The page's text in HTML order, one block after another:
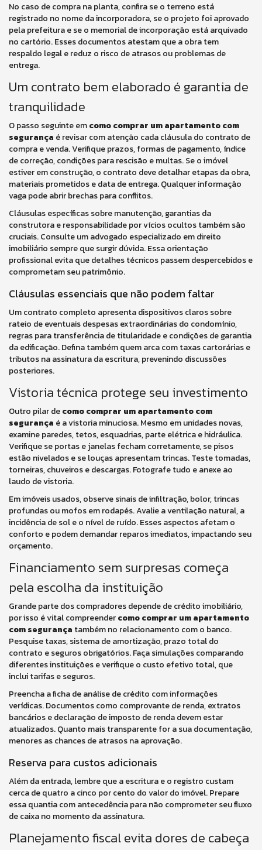
No caso de compra na planta, confira se o terreno está
registrado no nome da incorporadora, se o projeto foi aprovado
pela prefeitura e se o memorial de incorporação está arquivado
no cartório. Esses documentos atestam que a obra tem
respaldo legal e reduz o risco de atrasos ou problemas de
entrega.
Um contrato bem elaborado é garantia de
tranquilidade
O passo seguinte emcomo comprar um apartamento com
segurança é revisar com atenção cada cláusula do contrato de
compra e venda. Verifique prazos, formas de pagamento, índice
de correção, condições para rescisão e multas. Se o imóvel
estiver em construção, o contrato deve detalhar etapas da obra,
materiais prometidos e data de entrega. Qualquer informação
vaga pode abrir brechas para conflitos.
Cláusulas específicas sobre manutenção, garantias da
construtora e responsabilidade por vícios ocultos também são
cruciais. Consulte um advogado especializado em direito
imobiliário sempre que surgir dúvida. Essa orientação
profissional evita que detalhes técnicos passem despercebidos e
comprometam seu patrimônio.
Cláusulas essenciais que não podem faltar
Um contrato completo apresenta dispositivos claros sobre
rateio de eventuais despesas extraordinárias do condomínio,
regras para transferência de titularidade e condições de garantia
da edificação. Defina também quem arca com taxas cartorárias e
tributos na assinatura da escritura, prevenindo discussões
posteriores.
Vistoria técnica protege seu investimento
Outro pilar decomo comprar um apartamento com
segurança é a vistoria minuciosa. Mesmo em unidades novas,
examine paredes, tetos, esquadrias, parte elétrica e hidráulica.
Verifique se portas e janelas fecham corretamente, se pisos
estão nivelados e se louças apresentam trincas. Teste tomadas,
torneiras, chuveiros e descargas. Fotografe tudo e anexe ao
laudo de vistoria.
Em imóveis usados, observe sinais de infiltração, bolor, trincas
profundas ou mofos em rodapés. Avalie a ventilação natural, a
incidência de sol e o nível de ruído. Esses aspectos afetam o
conforto e podem demandar reparos imediatos, impactando seu
orçamento.
Financiamento sem surpresas começa
pela escolha da instituição
Grande parte dos compradores depende de crédito imobiliário,
por isso é vital compreendercomo comprar um apartamento
com segurança também no relacionamento com o banco.
Pesquise taxas, sistema de amortização, prazo total do
contrato e seguros obrigatórios. Faça simulações comparando
diferentes instituições e verifique o custo efetivo total, que
inclui tarifas e seguros.
Preencha a ficha de análise de crédito com informações
verídicas. Documentos como comprovante de renda, extratos
bancários e declaração de imposto de renda devem estar
atualizados. Quanto mais transparente for a sua documentação,
menores as chances de atrasos na aprovação.
Reserva para custos adicionais
Além da entrada, lembre que a escritura e o registro custam
cerca de quatro a cinco por cento do valor do imóvel. Prepare
essa quantia com antecedência para não comprometer seu fluxo
de caixa no momento da assinatura.
Planejamento fiscal evita dores de cabeça